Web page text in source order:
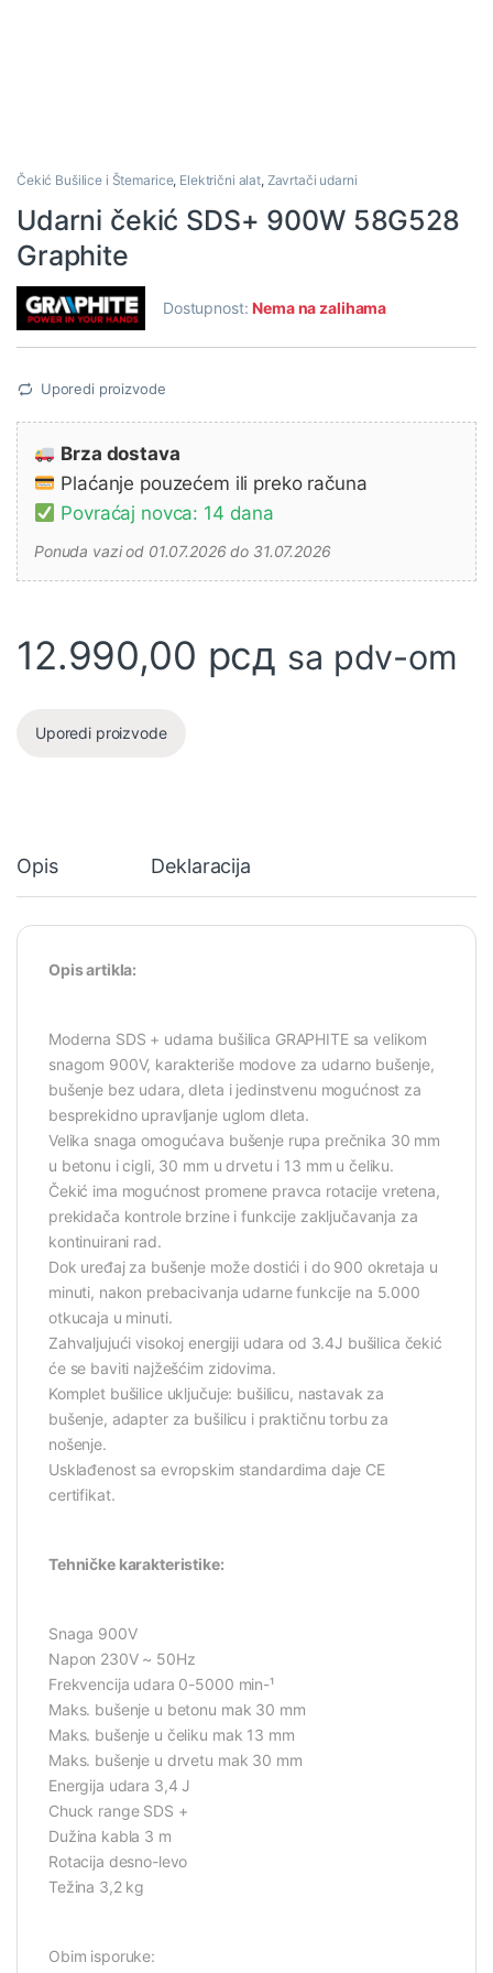
Čekić Bušilice i Štemarice, Električni alat, Zavrtači udarni
Udarni čekić SDS+ 900W 58G528
Graphite
Dostupnost:Nema na zalihama
Uporedi proizvode
Brza dostava
Plaćanje pouzećem ili preko računa
Povraćaj novca: 14 dana
Ponuda vazi od 01.07.2026 do 31.07.2026
12.990,00 рсд sa pdv-om
Uporedi proizvode
Opis Deklaracija
Opis artikla:
Moderna SDS + udarna bušilica GRAPHITE sa velikom
snagom 900V, karakteriše modove za udarno bušenje,
bušenje bez udara, dleta i jedinstvenu mogućnost za
besprekidno upravljanje uglom dleta.
Velika snaga omogućava bušenje rupa prečnika 30 mm
u betonu i cigli, 30 mm u drvetu i 13 mm u čeliku.
Čekić ima mogućnost promene pravca rotacije vretena,
prekidača kontrole brzine i funkcije zaključavanja za
kontinuirani rad.
Dok uređaj za bušenje može dostići i do 900 okretaja u
minuti, nakon prebacivanja udarne funkcije na 5.000
otkucaja u minuti.
Zahvaljujući visokoj energiji udara od 3.4J bušilica čekić
će se baviti najžešćim zidovima.
Komplet bušilice uključuje: bušilicu, nastavak za
bušenje, adapter za bušilicu i praktičnu torbu za
nošenje.
Usklađenost sa evropskim standardima daje CE
certifikat.
Tehničke karakteristike:
Snaga 900V
Napon 230V ~ 50Hz
Frekvencija udara 0-5000 min-¹
Maks. bušenje u betonu mak 30 mm
Maks. bušenje u čeliku mak 13 mm
Maks. bušenje u drvetu mak 30 mm
Energija udara 3,4 J
Chuck range SDS +
Dužina kabla 3 m
Rotacija desno-levo
Težina 3,2 kg
Obim isporuke: